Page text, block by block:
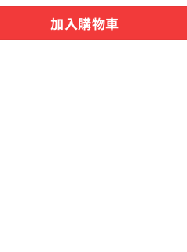
加入購物車